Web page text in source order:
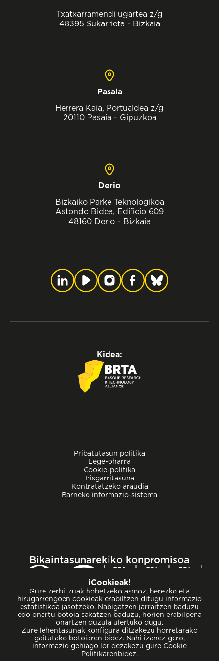
Txatxarramendi ugartea z/g
48395 Sukarrieta - Bizkaia
Pasaia
Herrera Kaia, Portualdea z/g
20110 Pasaia - Gipuzkoa
Derio
Bizkaiko Parke Teknologikoa
Astondo Bidea, Edificio 609
48160 Derio - Bizkaia
Pribatutasun politika
Lege-oharra
Cookie-politika
Irisgarritasuna
Kontratatzeko araudia
Barneko informazio-sistema
Kidea:
Bikaintasunarekiko konpromisoa
¡Cookieak!
Gure zerbitzuak hobetzeko asmoz, berezko eta
hirugarrengoen cookieak erabiltzen ditugu informazio
estatistikoa jasotzeko. Nabigatzen jarraitzen baduzu
edo onartu botoia sakatzen baduzu, horien erabilpena
onartzen duzula ulertuko dugu.
Zure lehentasunak konfigura ditzakezu horretarako
gaitutako botoiaren bidez. Nahi izanez gero,
informazio gehiago lor dezakezu gure Cookie
Politikarenbidez.